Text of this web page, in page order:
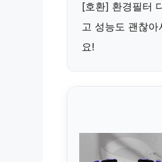
[호환] 환경필터
고 성능도 괜찮
요!